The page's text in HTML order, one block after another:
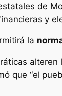
de
y
la
que “el